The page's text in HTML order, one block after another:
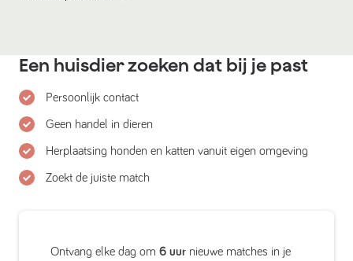
Een huisdier zoeken dat bij je past
Persoonlijk contact
Geen handel in dieren
Herplaatsing honden en katten vanuit eigen omgeving
Zoekt de juiste match
Ontvang elke dag om 6 uur nieuwe matches in je